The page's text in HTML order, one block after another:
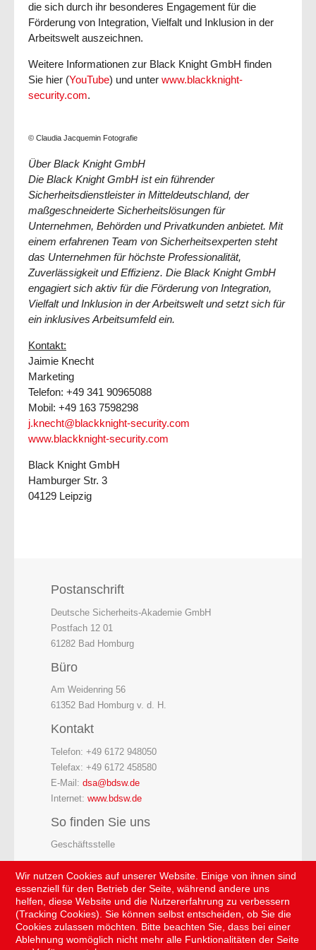
die sich durch ihr besonderes Engagement für die
Förderung von Integration, Vielfalt und Inklusion in der
Arbeitswelt auszeichnen.
Weitere Informationen zur Black Knight GmbH finden
Sie hier (YouTube) und unter www.blackknight-
security.com.
© Claudia Jacquemin Fotografie
Über Black Knight GmbH
Die Black Knight GmbH ist ein führender
Sicherheitsdienstleister in Mitteldeutschland, der
maßgeschneiderte Sicherheitslösungen für
Unternehmen, Behörden und Privatkunden anbietet. Mit
einem erfahrenen Team von Sicherheitsexperten steht
das Unternehmen für höchste Professionalität,
Zuverlässigkeit und Effizienz. Die Black Knight GmbH
engagiert sich aktiv für die Förderung von Integration,
Vielfalt und Inklusion in der Arbeitswelt und setzt sich für
ein inklusives Arbeitsumfeld ein.
Kontakt:
Jaimie Knecht
Marketing
Telefon: +49 341 90965088
Mobil: +49 163 7598298
j.knecht@blackknight-security.com
www.blackknight-security.com
Black Knight GmbH
Hamburger Str. 3
04129 Leipzig
Postanschrift
Deutsche Sicherheits-Akademie GmbH
Postfach 12 01
61282 Bad Homburg
Büro
Am Weidenring 56
61352 Bad Homburg v. d. H.
Kontakt
Telefon: +49 6172 948050
Telefax: +49 6172 458580
E-Mail: dsa@bdsw.de
Internet: www.bdsw.de
So finden Sie uns
Geschäftsstelle
Wir nutzen Cookies auf unserer Website. Einige von ihnen sind
essenziell für den Betrieb der Seite, während andere uns
helfen, diese Website und die Nutzererfahrung zu verbessern
(Tracking Cookies). Sie können selbst entscheiden, ob Sie die
Cookies zulassen möchten. Bitte beachten Sie, dass bei einer
Ablehnung womöglich nicht mehr alle Funktionalitäten der Seite